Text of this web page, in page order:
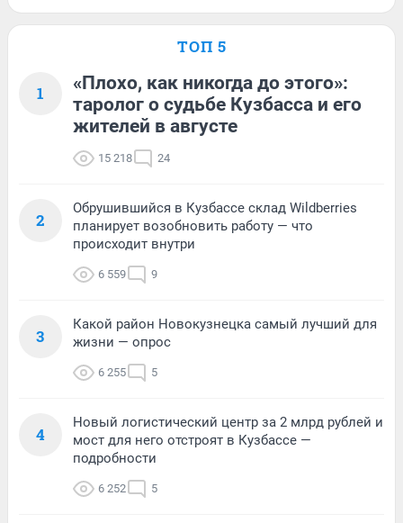
ТОП 5
1
«Плохо, как никогда до этого»:
таролог о судьбе Кузбасса и его
жителей в августе
15 218 24
2
Обрушившийся в Кузбассе склад Wildberries
планирует возобновить работу — что
происходит внутри
6 559 9
3
Какой район Новокузнецка самый лучший для
жизни — опрос
6 255 5
4
Новый логистический центр за 2 млрд рублей и
мост для него отстроят в Кузбассе —
подробности
6 252 5